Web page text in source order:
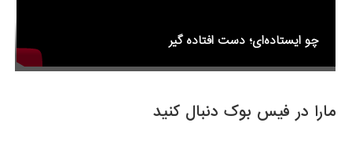
چو ایستاده‌ای؛ دست افتاده گیر
مارا در فیس بوک دنبال کنید